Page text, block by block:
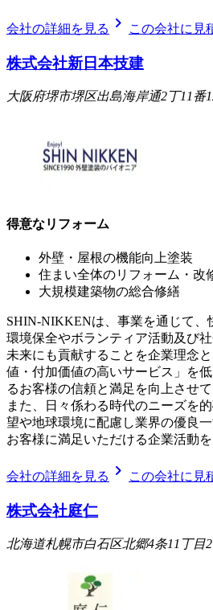
会社の詳細を見る chevron_right この会社に見
株式会社新日本技建
大阪府堺市堺区出島海岸通2丁11番
得意なリフォーム
外壁・屋根の機能向上塗装
住まい全体のリフォーム・改
大規模建築物の総合修繕
SHIN-NIKKENは、事業を通じて、
環境保全やボランティア活動及び
未来にも貢献することを企業理念
値・付加価値の高いサービス」を
るお客様の信頼と満足を向上させ
また、日々係わる時代のニーズを
望や地球環境に配慮し業界の優良
お客様に満足いただける企業活動
会社の詳細を見る chevron_right この会社に見
株式会社庭仁
北海道札幌市白石区北郷4条11丁目